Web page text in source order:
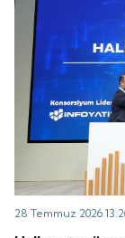
28 Temmuz 2026